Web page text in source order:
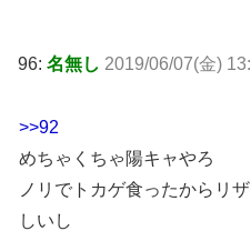
96: 名無し 2019/06/07(金)
>>92
めちゃくちゃ陽キャやろ
ノリでトカゲ食ったからリ
しいし